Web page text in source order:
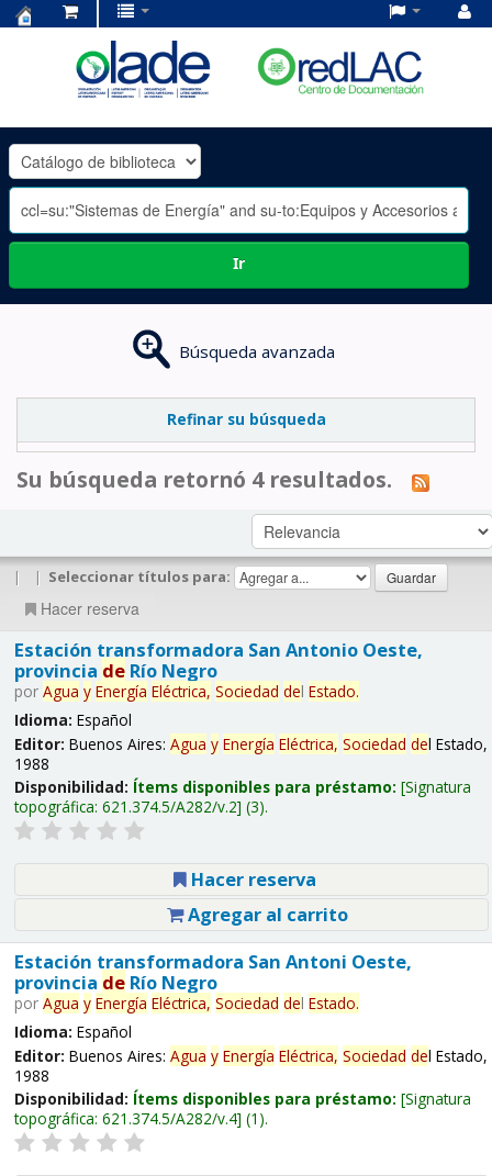
OLADE
-
Ir
Búsqueda avanzada
Refinar su búsqueda
Su búsqueda retornó 4 resultados.
| | Seleccionar títulos para:
Hacer reserva
Estación transformadora San Antonio Oeste,
provincia deRío Negro
por Agua y Energía Eléctrica, Sociedad del Estado.
Idioma: Español
Editor: Buenos Aires: Agua y Energía Eléctrica, Sociedad del Estado,
1988
Disponibilidad: Ítems disponibles para préstamo: Signatura
topográfica: 621.374.5/A282/v.2 (3).
Hacer reserva
Agregar al carrito
Estación transformadora San Antoni Oeste,
provincia deRío Negro
por Agua y Energía Eléctrica, Sociedad del Estado.
Idioma: Español
Editor: Buenos Aires: Agua y Energía Eléctrica, Sociedad del Estado,
1988
Disponibilidad: Ítems disponibles para préstamo: Signatura
topográfica: 621.374.5/A282/v.4 (1).